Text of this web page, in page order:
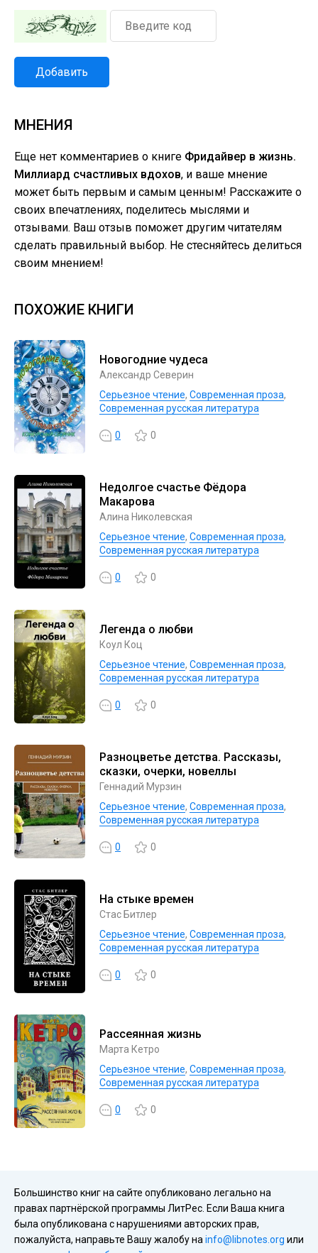
Добавить
МНЕНИЯ
Еще нет комментариев о книге Фридайвер в жизнь.
Миллиард счастливых вдохов, и ваше мнение
может быть первым и самым ценным! Расскажите о
своих впечатлениях, поделитесь мыслями и
отзывами. Ваш отзыв поможет другим читателям
сделать правильный выбор. Не стесняйтесь делиться
своим мнением!
ПОХОЖИЕ КНИГИ
Новогодние чудеса
Александр Северин
Серьезное чтение, Современная проза,
Современная русская литература
0 0
Недолгое счастье Фёдора
Макарова
Алина Николевская
Серьезное чтение, Современная проза,
Современная русская литература
0 0
Легенда о любви
Коул Коц
Серьезное чтение, Современная проза,
Современная русская литература
0 0
Разноцветье детства. Рассказы,
сказки, очерки, новеллы
Геннадий Мурзин
Серьезное чтение, Современная проза,
Современная русская литература
0 0
На стыке времен
Стас Битлер
Серьезное чтение, Современная проза,
Современная русская литература
0 0
Рассеянная жизнь
Марта Кетро
Серьезное чтение, Современная проза,
Современная русская литература
0 0
Большинство книг на сайте опубликовано легально на
правах партнёрской программы ЛитРес. Если Ваша книга
была опубликована с нарушениями авторских прав,
пожалуйста, направьте Вашу жалобу на info@libnotes.org или